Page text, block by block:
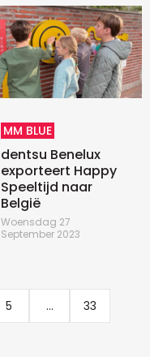
MM BLUE
dentsu Benelux
exporteert Happy
Speeltijd naar
België
Woensdag 27
September 2023
5 ... 33